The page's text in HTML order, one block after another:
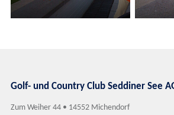
Golf- und Country Club Seddiner See
Zum Weiher 44 • 14552 Michendorf